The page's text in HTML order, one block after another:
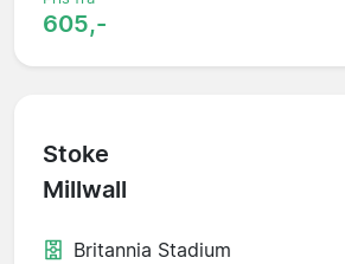
605,-
Stoke
Millwall
Britannia Stadium